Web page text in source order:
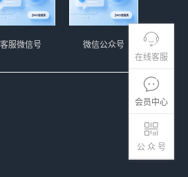
在线客服
会员中心
公 众 号
微信公众号
客服微信号